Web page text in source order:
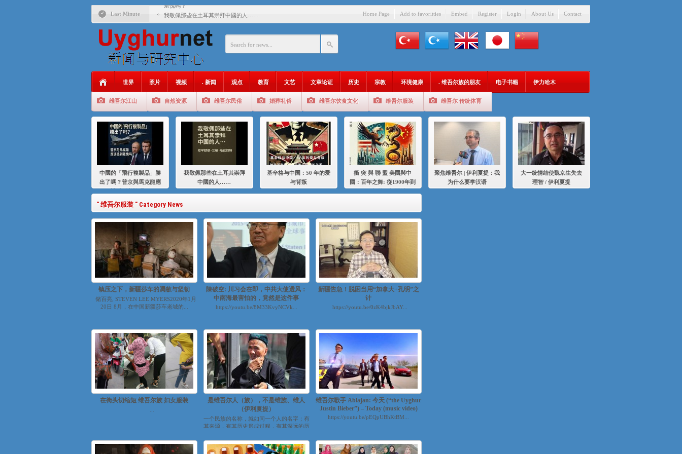
Last Minute
羞愧嗎？
我敬佩那些在土耳其崇拜中國的人……
基辛格与中国：50 年的爱与背叛
年的百年關係
大一统情结使魏京生失去理智 / 伊利夏提
伊利夏提：在自责与内疚中的挣扎
伊利夏提：消失在集中营的红衣女孩
伊利夏提：维吾尔种族灭绝
Home Page Add to favoritties Embed Register Login About Us Contact
世界 照片 视频 . 新闻 观点 教育 文艺 文章论证 历史 宗教 环境健康 . 维吾尔族的朋友 电子书籍 伊力哈木
维吾尔江山 自然资源 维吾尔民俗 婚葬礼俗 维吾尔饮食文化 维吾尔服装 维吾尔 传统体育
中國的「飛行複製品」勝
出了嗎？普京與馬克龍應
我敬佩那些在土耳其崇拜
中國的人……
基辛格与中国：50 年的爱
与背叛
衝 突 與 聯 盟 美國與中
國：百年之舞: 從1900年到
聚焦维吾尔 | 伊利夏提：我
为什么要学汉语
大一统情结使魏京生失去
理智 / 伊利夏提
" 维吾尔服装 " Category News
镇压之下，新疆莎车的凋敝与坚韧
储百亮, STEVEN LEE MYERS2020年1月
20日 8月，在中国新疆莎车老城的...
陳破空: 川习会在即，中共大使透风：
中南海最害怕的，竟然是这件事
https://youtu.be/8M33KvyNCVk...
新疆告急！脱困当用“加拿大+孔明”之
计
https://youtu.be/0zK4bjkJbAY...
在街头切缩短 维吾尔族 妇女服装
是维吾尔人（族），不是维族、维人
（伊利夏提）
一个民族的名称，就如同一个人的名字；有
其来源，有其历史形成过程，有其深远的历
维吾尔歌手 Ablajan: 今天 (“the Uyghur
Justin Bieber”) – Today (music video)
https://youtu.be/pEQpUBhKtBM...